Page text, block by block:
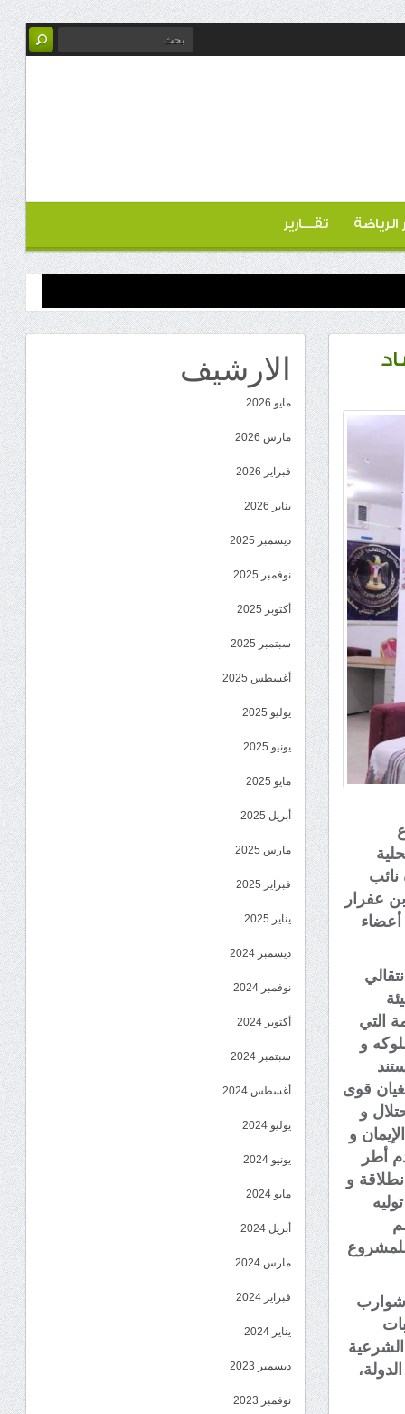
الرياضة تقـــارير
نائب
عفرار
أعضاء
التي
و
قوى
و
و
أطر
و
الشرعية
الارشيف
مايو 2026
مارس 2026
فبراير 2026
يناير 2026
ديسمبر 2025
نوفمبر 2025
أكتوبر 2025
سبتمبر 2025
أغسطس 2025
يوليو 2025
يونيو 2025
مايو 2025
أبريل 2025
مارس 2025
فبراير 2025
يناير 2025
ديسمبر 2024
نوفمبر 2024
أكتوبر 2024
سبتمبر 2024
أغسطس 2024
يوليو 2024
يونيو 2024
مايو 2024
أبريل 2024
مارس 2024
فبراير 2024
يناير 2024
ديسمبر 2023
نوفمبر 2023